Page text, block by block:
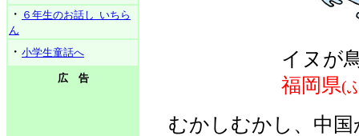
・ ６年生のお話し いちら
ん
・ 小学生童話へ
広 告
イヌが
福岡県(
むかしむかし、中国